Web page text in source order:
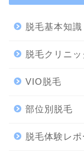
脱毛基本知識
脱毛クリニッ
VIO脱毛
部位別脱毛
脱毛体験レポ